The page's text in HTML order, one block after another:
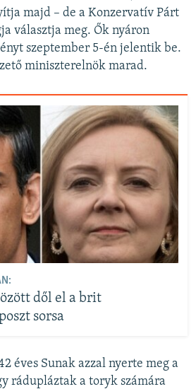
majd – de a Konzervatív Párt
választja meg. Ők nyáron
szeptember 5-én jelentik be.
miniszterelnök marad.
dől el a brit
sorsa
éves Sunak azzal nyerte meg a
rádupláztak a toryk számára